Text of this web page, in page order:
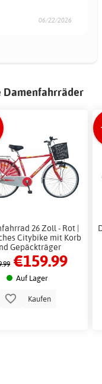
06/22/2026
Damenfahrräder
26 Zoll - Rot |
Citybike mit Korb
Gepäckträger
€159.99
Auf Lager
Kaufen